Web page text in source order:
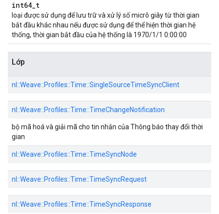
int64_t
loại được sử dụng để lưu trữ và xử lý số micrô giây từ thời gian
bắt đầu khác nhau nếu được sử dụng để thể hiện thời gian hệ
thống, thời gian bắt đầu của hệ thống là 1970/1/1 0:00:00
Lớp
nl::Weave::Profiles::Time::SingleSourceTimeSyncClient
nl::Weave::Profiles::Time::TimeChangeNotification
bộ mã hoá và giải mã cho tin nhắn của Thông báo thay đổi thời
gian
nl::Weave::Profiles::Time::TimeSyncNode
nl::Weave::Profiles::Time::TimeSyncRequest
nl::Weave::Profiles::Time::TimeSyncResponse